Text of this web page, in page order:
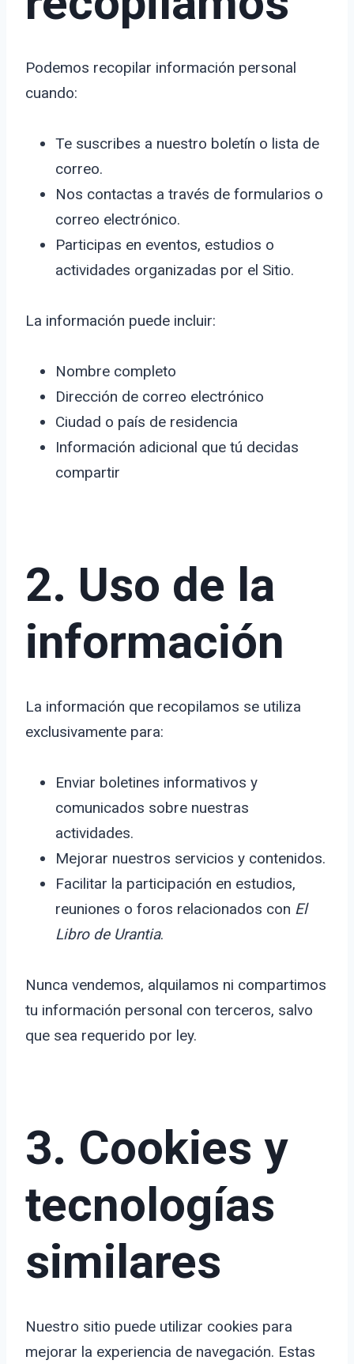
Podemos recopilar información personal
cuando:
Te suscribes a nuestro boletín o lista de
correo.
Nos contactas a través de formularios o
correo electrónico.
Participas en eventos, estudios o
actividades organizadas por el Sitio.
La información puede incluir:
Nombre completo
Dirección de correo electrónico
Ciudad o país de residencia
Información adicional que tú decidas
compartir
2. Uso de la
información
La información que recopilamos se utiliza
exclusivamente para:
Enviar boletines informativos y
comunicados sobre nuestras
actividades.
Mejorar nuestros servicios y contenidos.
Facilitar la participación en estudios,
reuniones o foros relacionados con El
Libro de Urantia.
Nunca vendemos, alquilamos ni compartimos
tu información personal con terceros, salvo
que sea requerido por ley.
3. Cookies y
tecnologías
similares
Nuestro sitio puede utilizar cookies para
mejorar la experiencia de navegación. Estas